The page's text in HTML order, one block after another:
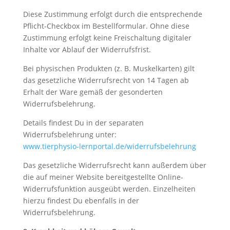
Diese Zustimmung erfolgt durch die entsprechende
Pflicht-Checkbox im Bestellformular. Ohne diese
Zustimmung erfolgt keine Freischaltung digitaler
Inhalte vor Ablauf der Widerrufsfrist.
Bei physischen Produkten (z. B. Muskelkarten) gilt
das gesetzliche Widerrufsrecht von 14 Tagen ab
Erhalt der Ware gemäß der gesonderten
Widerrufsbelehrung.
Details findest Du in der separaten
Widerrufsbelehrung unter:
www.tierphysio-lernportal.de/widerrufsbelehrung
Das gesetzliche Widerrufsrecht kann außerdem über
die auf meiner Website bereitgestellte Online-
Widerrufsfunktion ausgeübt werden. Einzelheiten
hierzu findest Du ebenfalls in der
Widerrufsbelehrung.